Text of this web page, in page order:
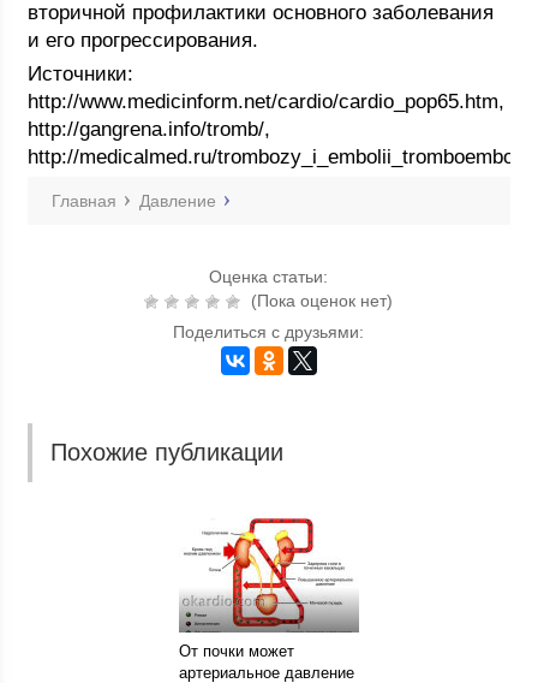
вторичной профилактики основного заболевания
и его прогрессирования.
Источники:
http://www.medicinform.net/cardio/cardio_pop65.htm,
http://gangrena.info/tromb/,
http://medicalmed.ru/
Главная Давление
Оценка статьи:
(Пока оценок нет)
Поделиться с друзьями:
Похожие публикации
От почки может
артериальное давление